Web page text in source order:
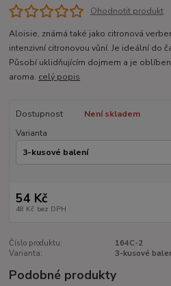
Ohodnotit produkt
Aloisie, známá také jako citronová
intenzivní citronovou vůní. Je ideální do
Působí uklidňujícím dojmem a je
aroma. celý popis
Dostupnost
Není skladem
Varianta
54 Kč
48 Kč bez DPH
Číslo produktu:
164C-2
Varianta:
3-kusové
Podobné produkty